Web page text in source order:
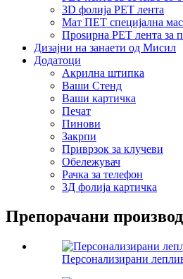
3D фолија PET лента
Мат ПЕТ специјална
Проѕирна PET лента за
Дизајни на занаети од Мисил
Додатоци
Акрилна штипка
Ваши Стенд
Ваши картичка
Печат
Пинови
Закрпи
Приврзок за клучеви
Обележувач
Рачка за телефон
3Д фолија картичка
Препорачани
Персонализирани